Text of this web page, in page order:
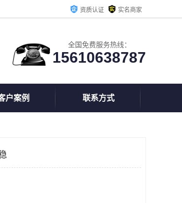
资质认证 实名商家
全国免费服务热线：
15610638787
户案例 联系方式